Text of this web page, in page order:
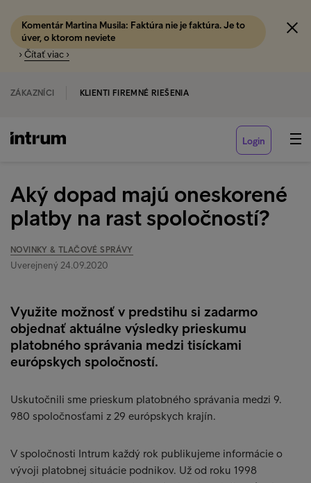
Komentár Martina Musila: Faktúra nie je faktúra. Je to
úver, o ktorom neviete
› Čítať viac ›
ZÁKAZNÍCI KLIENTI FIREMNÉ RIEŠENIA
Login
Aký dopad majú oneskorené
platby na rast spoločností?
NOVINKY & TLAČOVÉ SPRÁVY
Uverejnený 24.09.2020
Využite možnosť v predstihu si zadarmo
objednať aktuálne výsledky prieskumu
platobného správania medzi tisíckami
európskych spoločností.
Uskutočnili sme prieskum platobného správania medzi 9.
980 spoločnosťami z 29 európskych krajín.
V spoločnosti Intrum každý rok publikujeme informácie o
vývoji platobnej situácie podnikov. Už od roku 1998